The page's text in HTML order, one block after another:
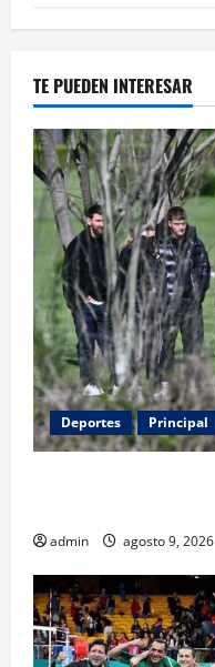
TE PUEDEN INTERESAR
Deportes Principal
admin agosto 9, 2026